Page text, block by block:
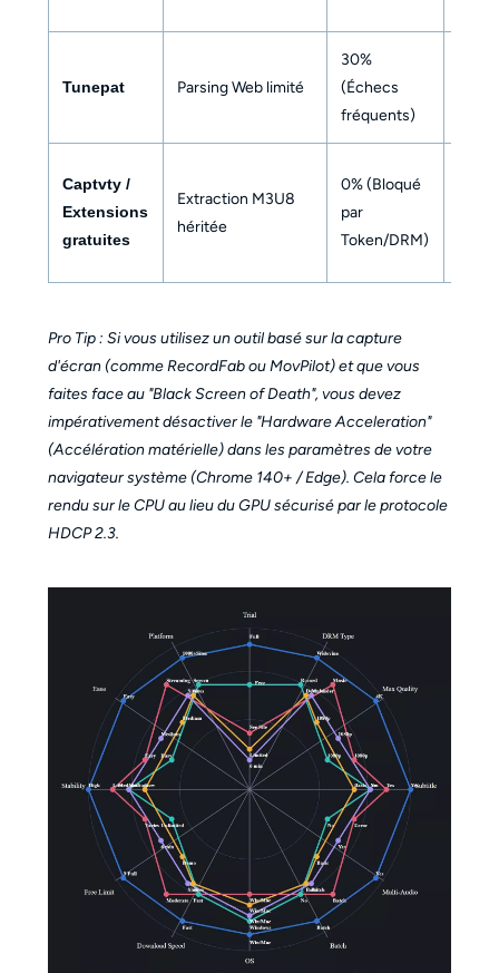
Tunepat Parsing Web limité
30%
(Échecs
fréquents)
Captvty /
Extensions
gratuites
Extraction M3U8
héritée
0% (Bloqué
par
Token/DRM)
Pro Tip : Si vous utilisez un outil basé sur la capture
d'écran (comme RecordFab ou MovPilot) et que vous
faites face au "Black Screen of Death", vous devez
impérativement désactiver le "Hardware Acceleration"
(Accélération matérielle) dans les paramètres de votre
navigateur système (Chrome 140+ / Edge). Cela force le
rendu sur le CPU au lieu du GPU sécurisé par le protocole
HDCP 2.3.